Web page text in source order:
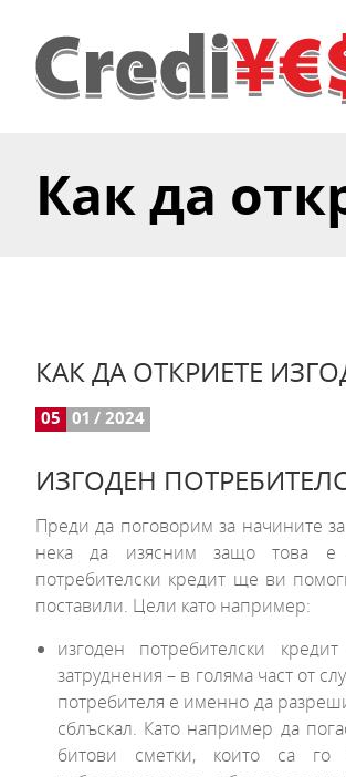
Как да
КАК ДА ОТКРИЕТЕ
05 01 / 2024
ИЗГОДЕН
Преди да поговорим за начините
нека да изясним защо това е
потребителски кредит ще ви
поставили. Цели като например:
изгоден потребителски
затруднения – в голяма част от
потребителя е именно да
сблъскал. Като например да
битови сметки, които са го